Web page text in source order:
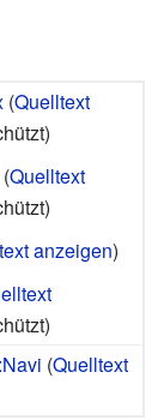
(Quelltext
(Quelltext
anzeigen)
(Quelltext